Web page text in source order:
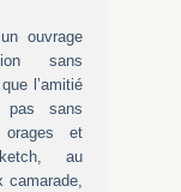
ouvrage
sans
l’amitié
sans
et
au
camarade,